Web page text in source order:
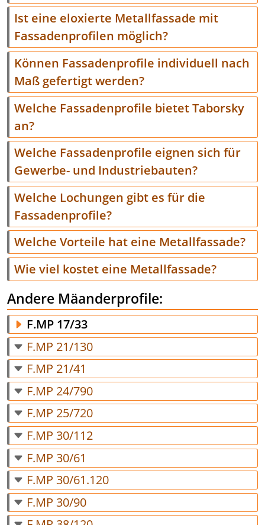
Ist eine eloxierte Metallfassade mit
Fassadenprofilen möglich?
Können Fassadenprofile individuell nach
Maß gefertigt werden?
Welche Fassadenprofile bietet Taborsky
an?
Welche Fassadenprofile eignen sich für
Gewerbe- und Industriebauten?
Welche Lochungen gibt es für die
Fassadenprofile?
Welche Vorteile hat eine Metallfassade?
Wie viel kostet eine Metallfassade?
Andere Mäanderprofile:
F.MP 17/33
F.MP 21/130
F.MP 21/41
F.MP 24/790
F.MP 25/720
F.MP 30/112
F.MP 30/61
F.MP 30/61.120
F.MP 30/90